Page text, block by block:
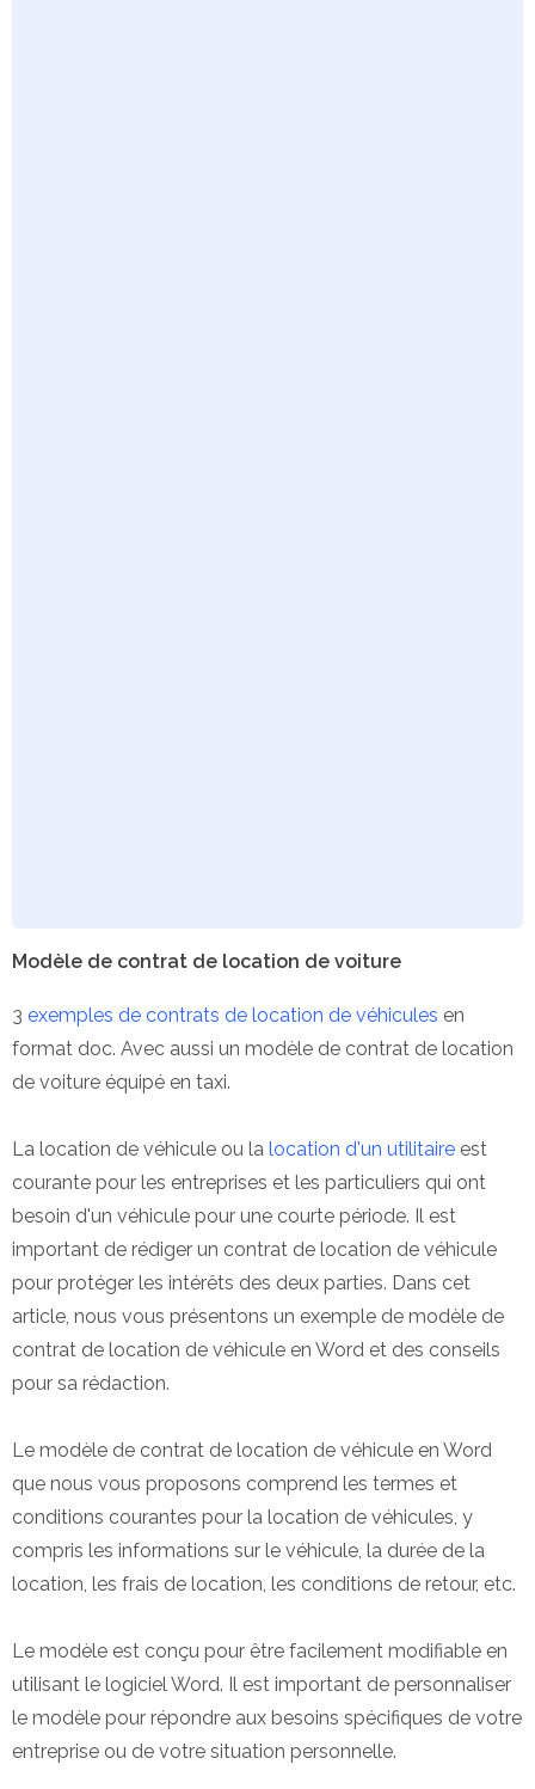
Modèle de contrat de location de voiture
3 exemples de contrats de location de véhicules en
format doc. Avec aussi un modèle de contrat de location
de voiture équipé en taxi.
La location de véhicule ou la location d'un utilitaire est
courante pour les entreprises et les particuliers qui ont
besoin d'un véhicule pour une courte période. Il est
important de rédiger un contrat de location de véhicule
pour protéger les intérêts des deux parties. Dans cet
article, nous vous présentons un exemple de modèle de
contrat de location de véhicule en Word et des conseils
pour sa rédaction.
Le modèle de contrat de location de véhicule en Word
que nous vous proposons comprend les termes et
conditions courantes pour la location de véhicules, y
compris les informations sur le véhicule, la durée de la
location, les frais de location, les conditions de retour, etc.
Le modèle est conçu pour être facilement modifiable en
utilisant le logiciel Word. Il est important de personnaliser
le modèle pour répondre aux besoins spécifiques de votre
entreprise ou de votre situation personnelle.